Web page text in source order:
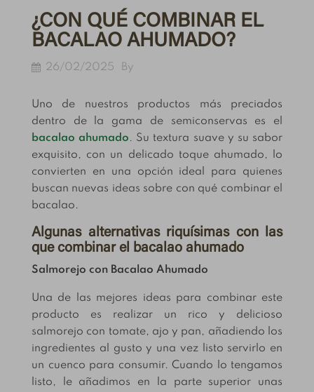
¿CON QUÉ COMBINAR EL
BACALAO AHUMADO?
26/02/2025 By
Uno de nuestros productos más preciados
dentro de la gama de semiconservas es el
bacalao ahumado. Su textura suave y su sabor
exquisito, con un delicado toque ahumado, lo
convierten en una opción ideal para quienes
buscan nuevas ideas sobre con qué combinar el
bacalao.
Algunas alternativas riquísimas con las
que combinar el bacalao ahumado
Salmorejo con Bacalao Ahumado
Una de las mejores ideas para combinar este
producto es realizar un rico y delicioso
salmorejo con tomate, ajo y pan, añadiendo los
ingredientes al gusto y una vez listo servirlo en
un cuenco para consumir. Cuando lo tengamos
listo, le añadimos en la parte superior unas